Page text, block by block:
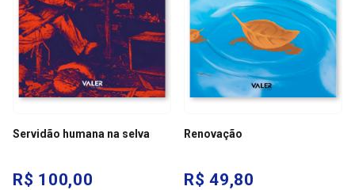
Servidão humana na selva
R$ 100,00
Renovação
R$ 49,80